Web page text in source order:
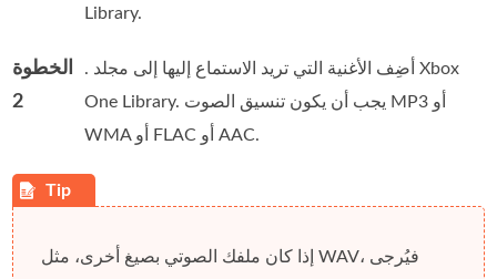
Library.
الخطوة
2
. أضِف الأغنية التي تريد الاستماع إليها إلى مجلد Xbox
One Library. يجب أن يكون تنسيق الصوت MP3 أو
WMA أو FLAC أو AAC.
إذا كان ملفك الصوتي بصيغ أخرى، مثل WAV، فيُرجى